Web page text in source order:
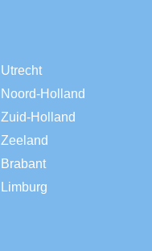
Utrecht
Noord-Holland
Zuid-Holland
Zeeland
Brabant
Limburg